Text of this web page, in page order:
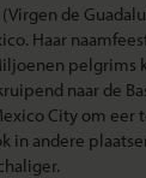
de
Haar
pelgrims
naar de
City om eer
in andere